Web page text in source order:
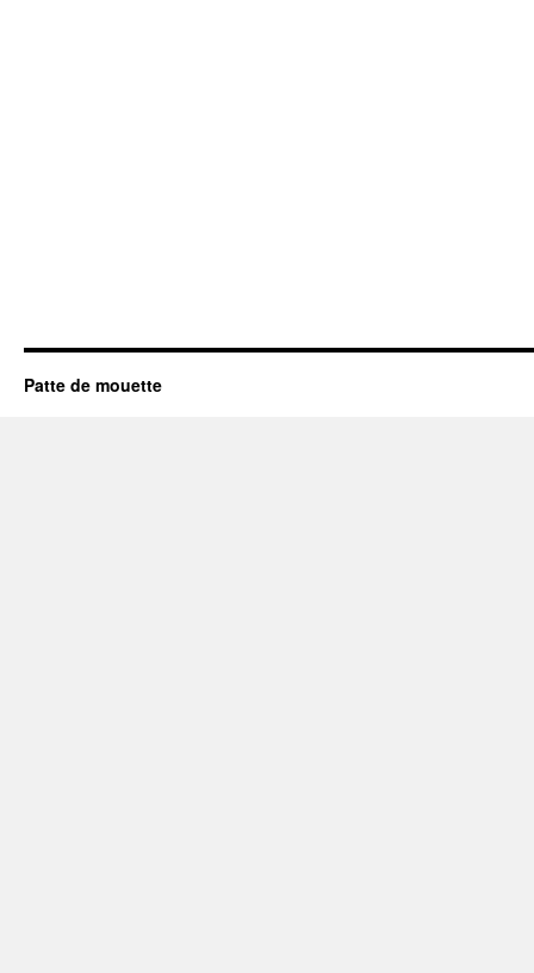
Patte de mouette